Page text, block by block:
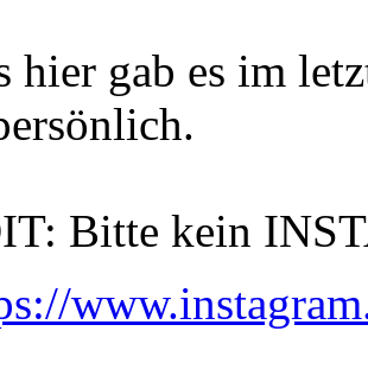
hier gab es im
Bitte kein